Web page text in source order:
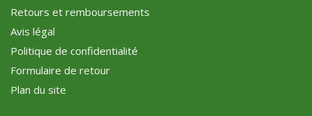
Retours et remboursements
Avis légal
Politique de confidentialité
Formulaire de retour
Plan du site